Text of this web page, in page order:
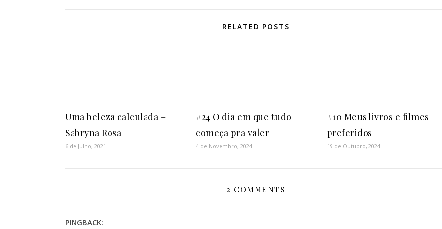
RELATED POSTS
Uma beleza calculada –
Sabryna Rosa
6 de Julho, 2021
#24 O dia em que tudo
começa pra valer
4 de Novembro, 2024
#10 Meus livros e filmes
preferidos
19 de Outubro, 2024
2 COMMENTS
PINGBACK: